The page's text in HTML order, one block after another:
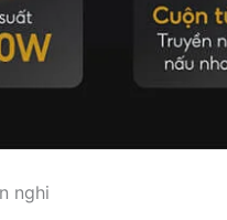
nghi